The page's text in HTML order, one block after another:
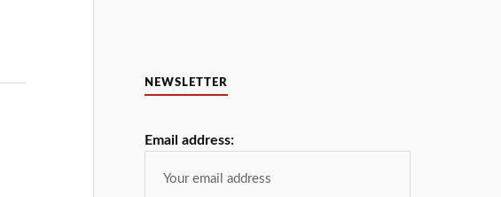
NEWSLETTER
Email address: